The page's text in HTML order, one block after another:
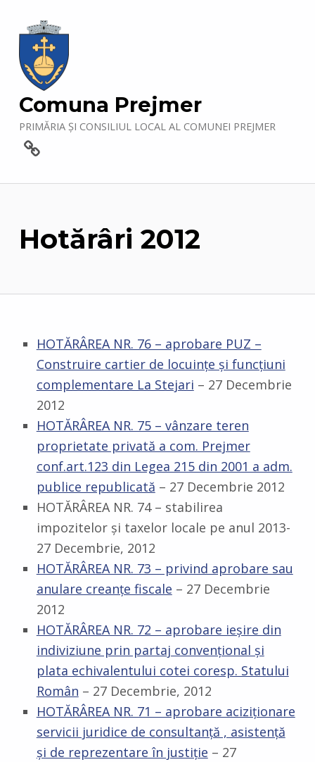
Comuna Prejmer
PRIMĂRIA ȘI CONSILIUL LOCAL AL COMUNEI PREJMER
Contact
Hotărâri 2012
HOTĂRÂREA NR. 76 – aprobare PUZ –
Construire cartier de locuinţe şi funcţiuni
complementare La Stejari – 27 Decembrie
2012
HOTĂRÂREA NR. 75 – vânzare teren
proprietate privată a com. Prejmer
conf.art.123 din Legea 215 din 2001 a adm.
publice republicată – 27 Decembrie 2012
HOTĂRÂREA NR. 74 – stabilirea
impozitelor şi taxelor locale pe anul 2013-
27 Decembrie, 2012
HOTĂRÂREA NR. 73 – privind aprobare sau
anulare creanţe fiscale – 27 Decembrie
2012
HOTĂRÂREA NR. 72 – aprobare ieşire din
indiviziune prin partaj convenţional şi
plata echivalentului cotei coresp. Statului
Român – 27 Decembrie, 2012
HOTĂRÂREA NR. 71 – aprobare aciziţionare
servicii juridice de consultanţă , asistenţă
şi de reprezentare în justiţie – 27